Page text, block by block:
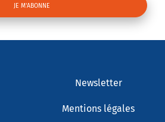
Newsletter
Mentions légales